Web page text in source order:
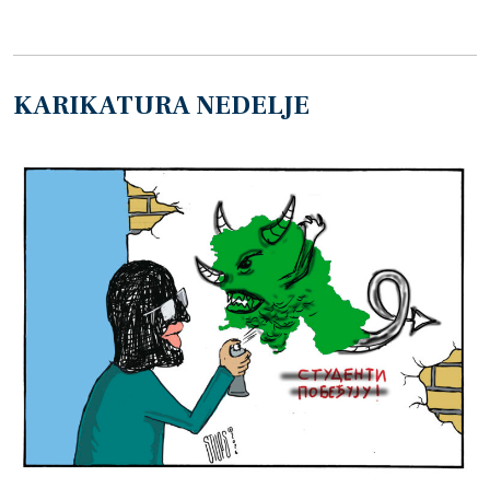
KARIKATURA NEDELJE